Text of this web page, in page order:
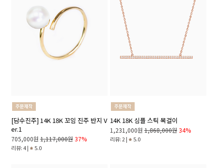
[담수진주] 14K 18K 꼬임 진주 반지 V
er.1
705,000원 1,117,000원 37%
리뷰: 4 | 5.0
14K 18K 심플 스틱 목걸이
1,231,000원 1,868,000원 34%
리뷰: 2 | 5.0